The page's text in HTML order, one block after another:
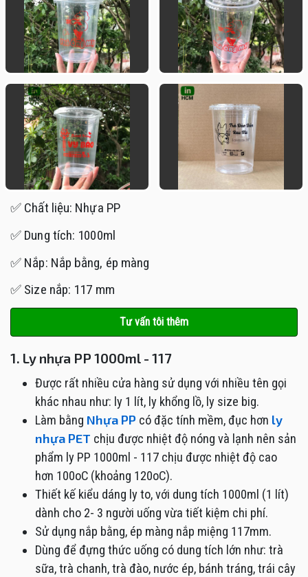
✅ Chất liệu: Nhựa PP
✅ Dung tích: 1000ml
✅ Nắp: Nắp bằng, ép màng
✅ Size nắp: 117 mm
Tư vấn tôi thêm
1. Ly nhựa PP 1000ml - 117
Được rất nhiều cửa hàng sử dụng với nhiều tên gọi
khác nhau như: ly 1 lít, ly khổng lồ, ly size big.
Làm bằng Nhựa PP có đặc tính mềm, đục hơn ly
nhựa PET chịu được nhiệt độ nóng và lạnh nên sản
phẩm ly PP 1000ml - 117 chịu được nhiệt độ cao
hơn 100oC (khoảng 120oC).
Thiết kế kiểu dáng ly to, với dung tích 1000ml (1 lít)
dành cho 2- 3 người uống vừa tiết kiệm chi phí.
Sử dụng nắp bằng, ép màng nắp miệng 117mm.
Dùng để đựng thức uống có dung tích lớn như: trà
sữa, trà chanh, trà đào, nước ép, bánh tráng, trái cây